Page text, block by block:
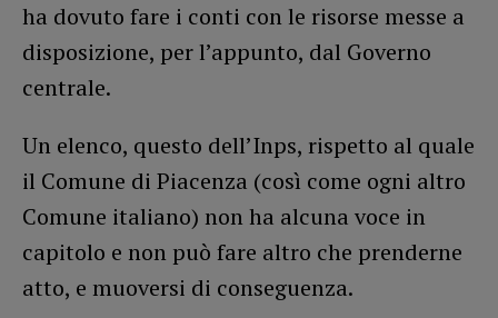
ha dovuto fare i conti con le risorse messe a
disposizione, per l’appunto, dal Governo
centrale.
Un elenco, questo dell’Inps, rispetto al quale
il Comune di Piacenza (così come ogni altro
Comune italiano) non ha alcuna voce in
capitolo e non può fare altro che prenderne
atto, e muoversi di conseguenza.